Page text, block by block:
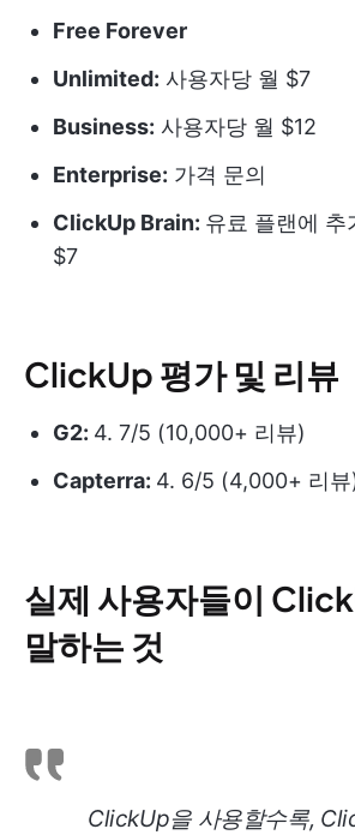
Free Forever
Unlimited: 사용자당 월 $7
Business: 사용자당 월 $12
Enterprise: 가격 문의
ClickUp Brain: 유료 플랜에 추
$7
ClickUp 평가 및 리뷰
G2: 4. 7/5 (10,000+ 리뷰)
Capterra: 4. 6/5 (4,000+ 리뷰
실제 사용자들이
말하는 것
ClickUp을 사용할수록,